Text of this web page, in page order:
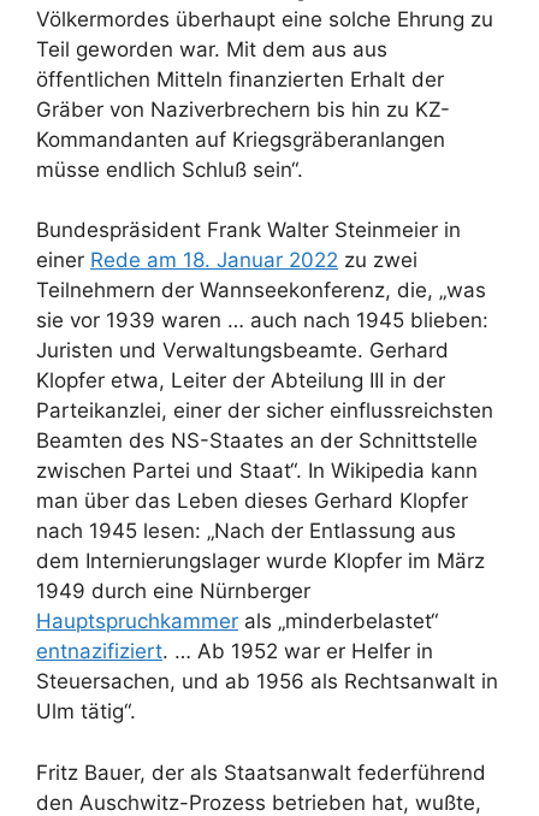
Völkermordes überhaupt eine solche Ehrung zu
Teil geworden war. Mit dem aus aus
öffentlichen Mitteln finanzierten Erhalt der
Gräber von Naziverbrechern bis hin zu KZ-
Kommandanten auf Kriegsgräberanlangen
müsse endlich Schluß sein“.
Bundespräsident Frank Walter Steinmeier in
einer Rede am 18. Januar 2022 zu zwei
Teilnehmern der Wannseekonferenz, die, „was
sie vor 1939 waren … auch nach 1945 blieben:
Juristen und Verwaltungsbeamte. Gerhard
Klopfer etwa, Leiter der Abteilung III in der
Parteikanzlei, einer der sicher einflussreichsten
Beamten des NS-Staates an der Schnittstelle
zwischen Partei und Staat“. In Wikipedia kann
man über das Leben dieses Gerhard Klopfer
nach 1945 lesen: „Nach der Entlassung aus
dem Internierungslager wurde Klopfer im März
1949 durch eine Nürnberger
Hauptspruchkammer als „minderbelastet“
entnazifiziert. … Ab 1952 war er Helfer in
Steuersachen, und ab 1956 als Rechtsanwalt in
Ulm tätig“.
Fritz Bauer, der als Staatsanwalt federführend
den Auschwitz-Prozess betrieben hat, wußte,